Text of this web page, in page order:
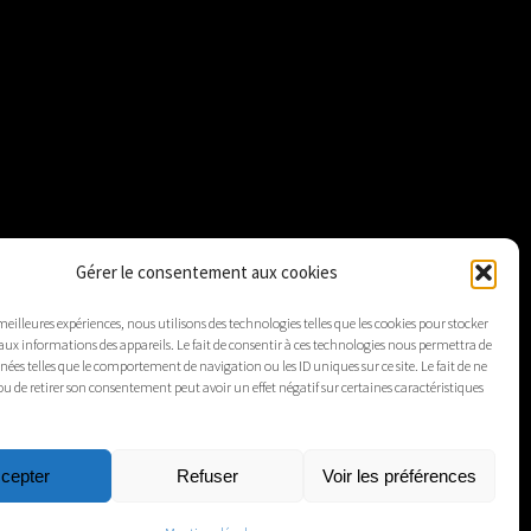
Gérer le consentement aux cookies
expériences, nous utilisons des technologies telles que les cookies pour stocker
informations des appareils. Le fait de consentir à ces technologies nous permettra de
telles que le comportement de navigation ou les ID uniques sur ce site. Le fait de ne
de retirer son consentement peut avoir un effet négatif sur certaines caractéristiques
Refuser Voir les préférences